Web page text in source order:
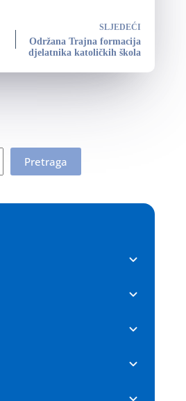
SLJEDEĆI
Održana Trajna formacija
djelatnika katoličkih škola
Pretraga